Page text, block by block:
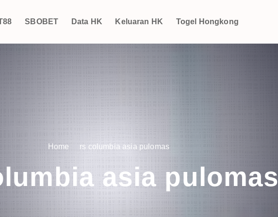
SBOBET Data HK Keluaran HK Togel Hongkong
Home rs columbia asia pulomas
asia pulomas